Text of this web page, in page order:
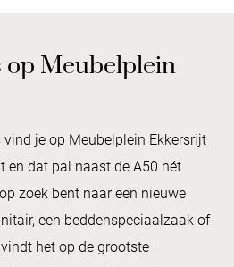
op Meubelplein
je op Meubelplein Ekkersrijt
en dat pal naast de A50 nét
zoek bent naar een nieuwe
een beddenspeciaalzaak of
het op de grootste